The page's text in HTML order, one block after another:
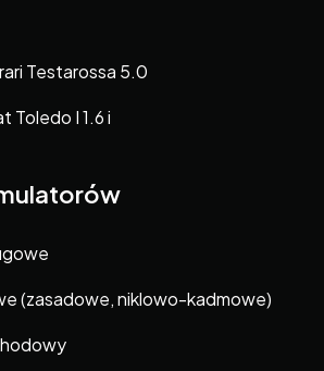
Testarossa 5.0
Toledo I 1.6 i
(zasadowe, niklowo-kadmowe)